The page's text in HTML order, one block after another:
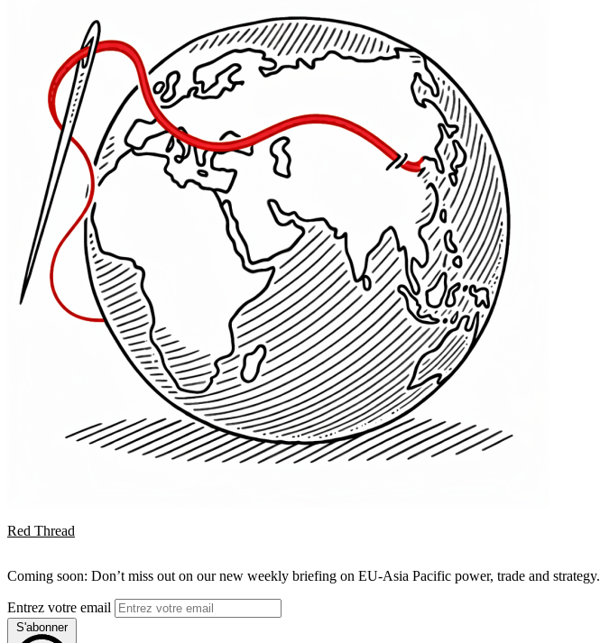
Red Thread
Coming soon: Don’t miss out on our new weekly briefing on EU-Asia Pacific power, trade and strategy.
Entrez votre email
S'abonner